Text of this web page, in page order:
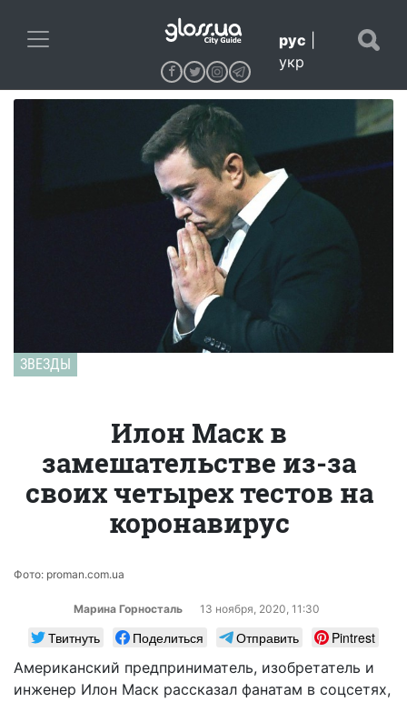
рус
укр
ЗВЕЗДЫ
Илон Маск в
замешательстве из-за
своих четырех тестов на
коронавирус
Фото: proman.com.ua
Марина Горносталь 13 ноября, 2020, 11:30
Твитнуть Поделиться Отправить
Pintrest
Американский предприниматель, изобретатель и
инженер Илон Маск рассказал фанатам в соцсетях,